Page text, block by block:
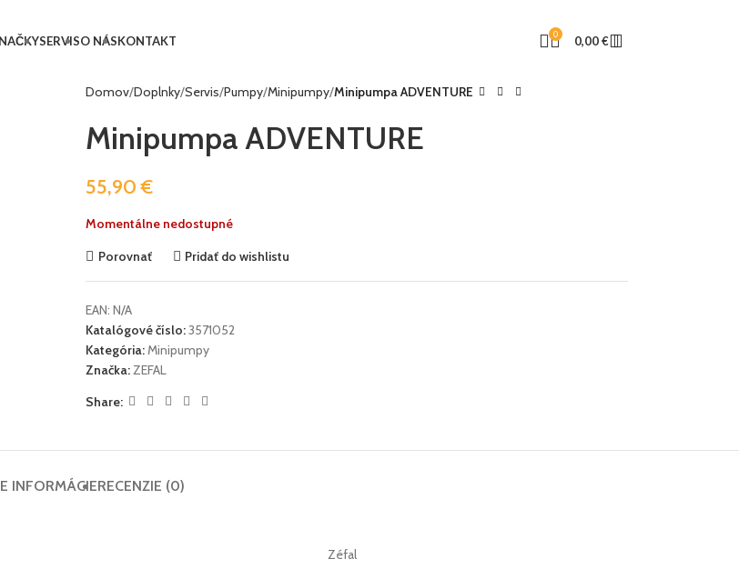
SERVISO NÁSKONTAKT 0 0,00€
Domov Doplnky Servis Pumpy Minipumpy Minipumpa ADVENTURE
Minipumpa ADVENTURE
55,90€
Momentálne nedostupné
Porovnať
Pridať do wishlistu
EAN: N/A
Katalógové číslo:3571052
Kategória:Minipumpy
Značka:ZEFAL
Share:
INFORMÁCIERECENZIE (0)
Zéfal